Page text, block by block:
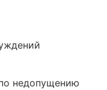
недопущению